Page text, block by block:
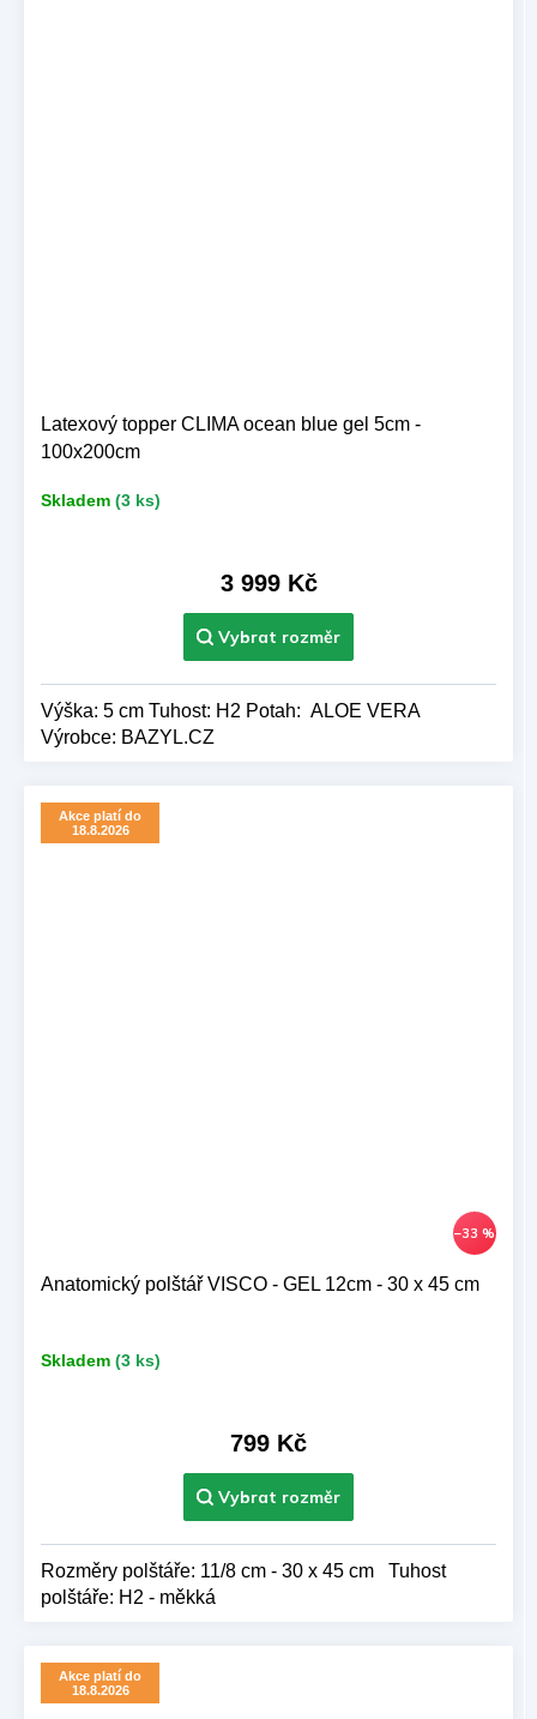
Latexový topper CLIMA ocean blue gel 5cm -
100x200cm
Skladem (3 ks)
3 999 Kč
Výška: 5 cm Tuhost: H2 Potah: ALOE VERA
Výrobce: BAZYL.CZ
Akce platí do
18.8.2026
–33 %
Anatomický polštář VISCO - GEL 12cm - 30 x 45 cm
Skladem (3 ks)
799 Kč
Rozměry polštáře: 11/8 cm - 30 x 45 cm Tuhost
polštáře: H2 - měkká
Akce platí do
18.8.2026